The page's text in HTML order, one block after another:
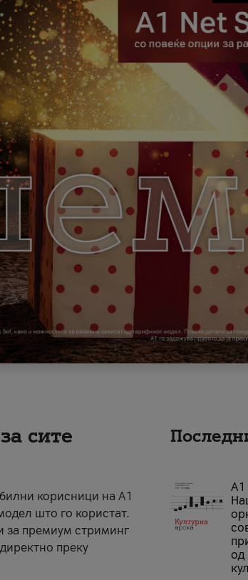
сите
корисници на A1
што го користат.
за премиум стриминг
преку
А1
од